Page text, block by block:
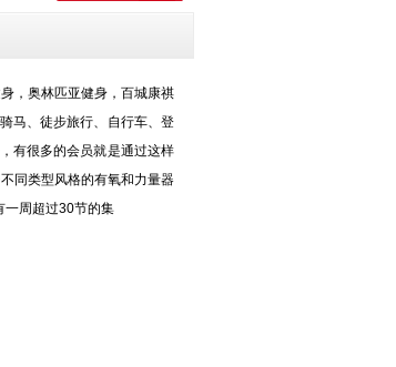
，奥林匹亚健身，百城康祺
马、徒步旅行、自行车、登
有很多的会员就是通过这样
同类型风格的有氧和力量器
一周超过30节的集